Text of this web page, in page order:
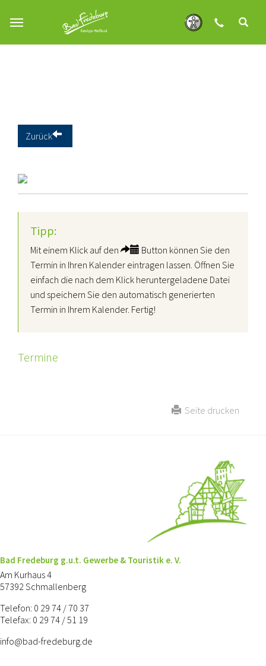
Zurück
Tipp:
Mit einem Klick auf den
Button können Sie den
Termin in Ihren Kalender eintragen lassen. Öffnen Sie
einfach die nach dem Klick heruntergeladene Datei
und speichern Sie den automatisch generierten
Termin in Ihrem Kalender. Fertig!
Termine
Seite drucken
Bad Fredeburg g.u.t. Gewerbe & Touristik e. V.
Am Kurhaus 4
57392 Schmallenberg
Telefon: 0 29 74 / 70 37
Telefax: 0 29 74 / 51 19
info@bad-fredeburg.de